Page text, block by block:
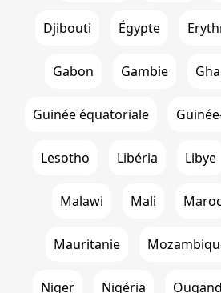
Djibouti Égypte
Gabon Gambie
Guinée équatoriale
Lesotho Libéria Libye
Malawi Mali Maroc
Mauritanie
Niger Nigéria